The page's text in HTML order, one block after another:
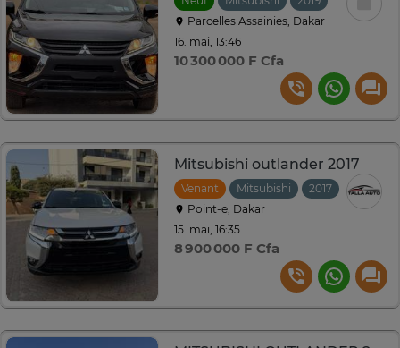
Parcelles Assainies, Dakar
16. mai, 13:46
10 300 000 F Cfa
Mitsubishi outlander 2017
Venant Mitsubishi 2017
Point-e, Dakar
15. mai, 16:35
8 900 000 F Cfa